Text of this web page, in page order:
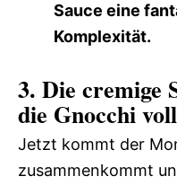
Sauce eine
Komplexität.
3. Die cremige
die Gnocchi
Jetzt kommt der
zusammenkommt